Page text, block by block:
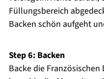
Füllungsbereich
Backen schön aufgeht
Step 6: Backen
Backe die